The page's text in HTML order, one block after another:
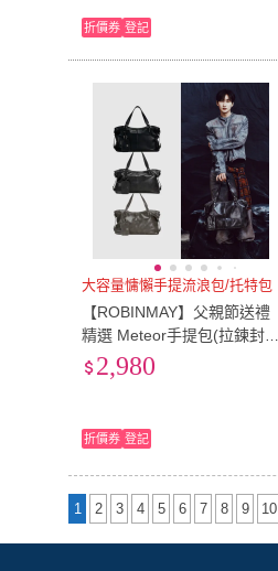
折價券 登記
大容量慵懶手提流浪包/托特包
【ROBINMAY】父親節送禮
精選 Meteor手提包(拉鍊封
口/多色任選/SUPER JUNIO
R - D&E代言)
2,980
折價券 登記
1 2 3 4 5 6 7 8 9 10